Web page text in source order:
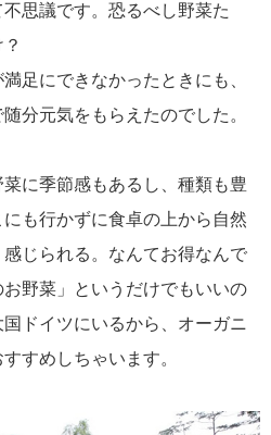
思議です。恐るべし野菜た
？
足にできなかったときにも、
分元気をもらえたのでした。
に季節感もあるし、種類も豊
も行かずに食卓の上から自然
じられる。なんてお得なんで
野菜」というだけでもいいの
ドイツにいるから、オーガニ
すめしちゃいます。